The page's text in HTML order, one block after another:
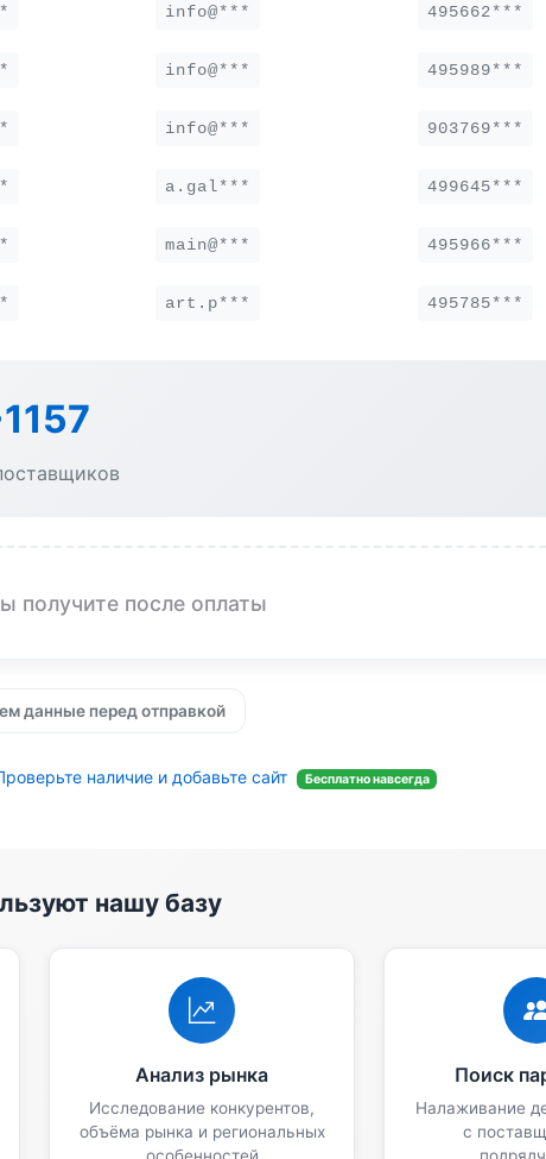
info@*** 495662***
info@*** 495989***
info@*** 903769***
a.gal*** 499645***
main@*** 495966***
art.p*** 495785***
получите после оплаты
данные перед отправкой
наличие и добавьте сайт Бесплатно навсегда
нашу базу
Анализ рынка
Исследование конкурентов,
объёма рынка и региональных
особенностей
Поиск
Налаживание
с